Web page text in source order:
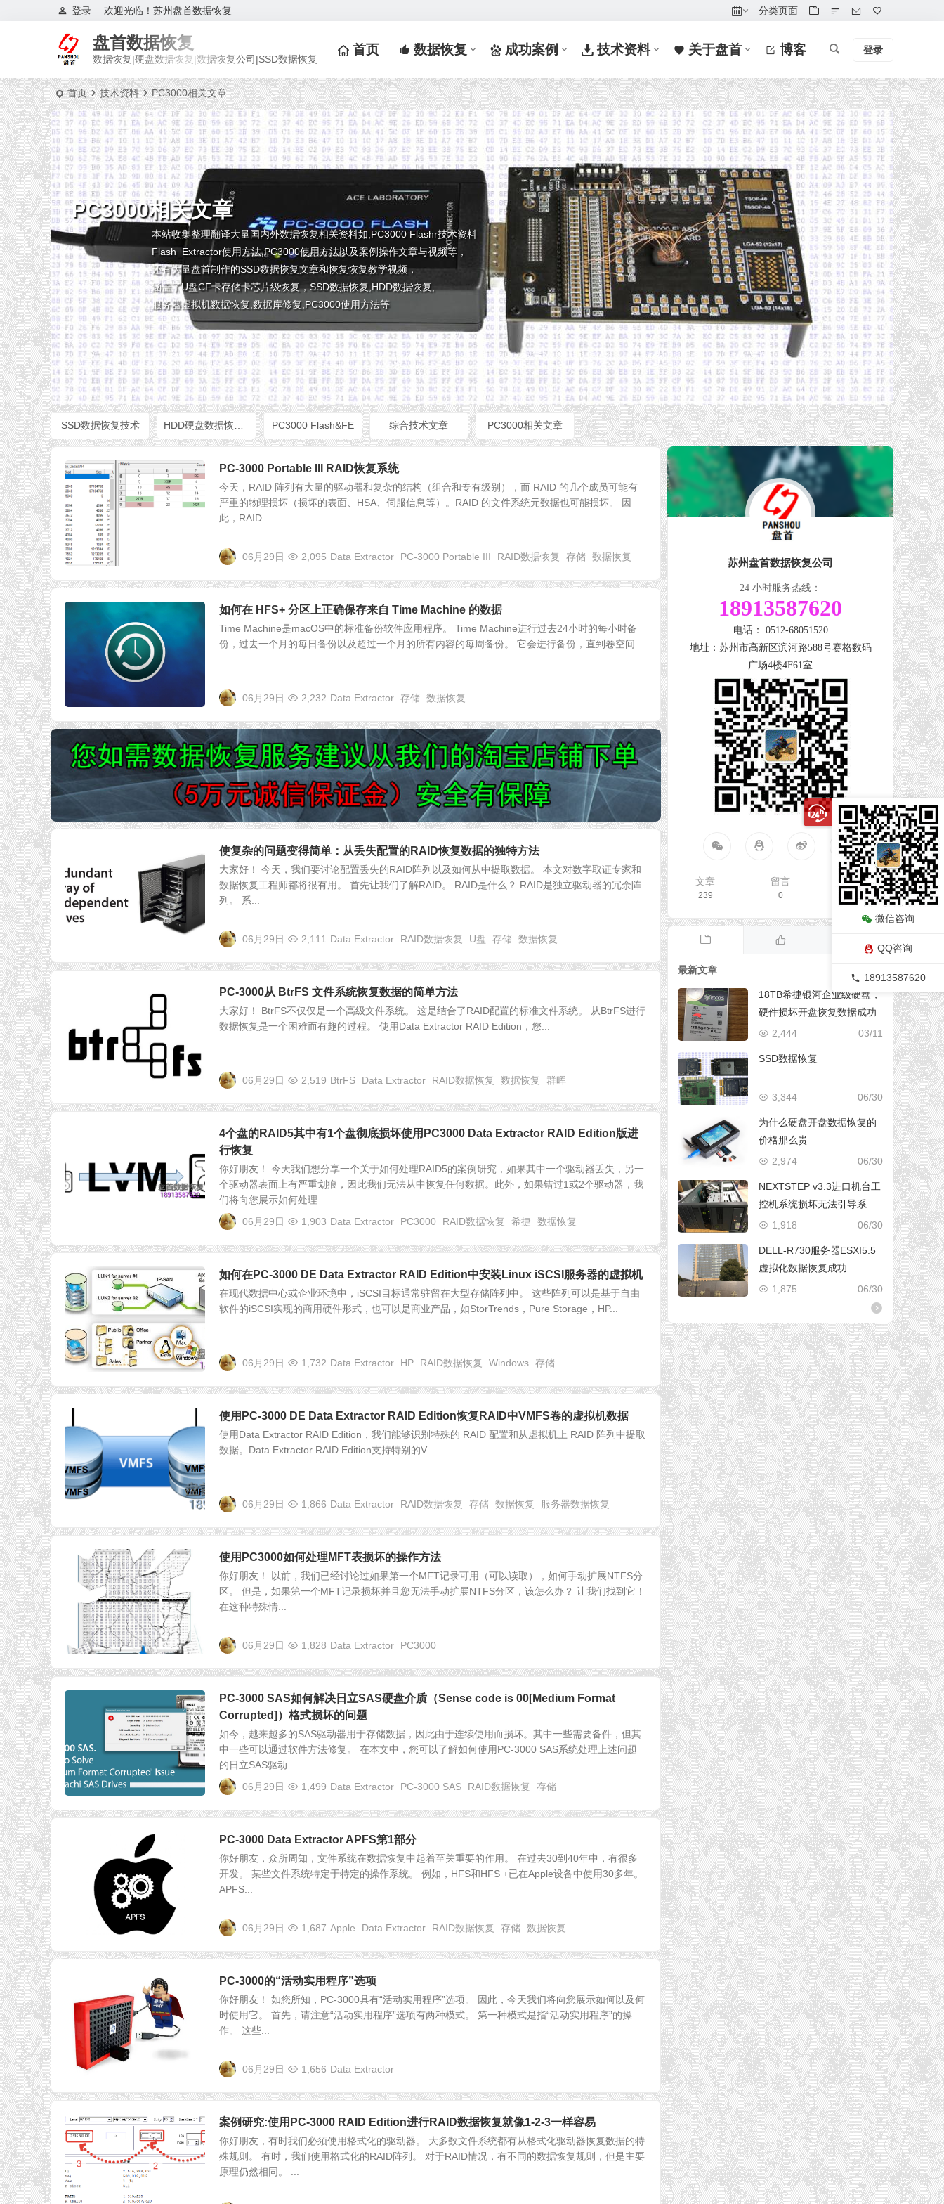
欢迎光临！苏州盘首数据恢复
登录 分类页面
盘首数据恢复
数据恢复|硬盘数据恢复|数据恢复公司|SSD数据恢复
首页 数据恢复 成功案例 技术资料 关于盘首 博客 登录
首页 技术资料 PC3000相关文章
PC3000相关文章
本站收集整理翻译大量国内外数据恢复相关资料如,PC3000 Flashr技术资料
Flash_Extractor使用方法,PC3000使用方法以及案例操作文章与视频等，
还有大量盘首制作的SSD数据恢复文章和恢复恢复教学视频，
涵盖了U盘CF卡存储卡芯片级恢复，SSD数据恢复,HDD数据恢复,
服务器虚拟机数据恢复,数据库修复,PC3000使用方法等
SSD数据恢复技术 PC3000 Flash&FE 综合技术文章 PC3000相关文章
PC-3000 Portable III RAID恢复系统
今天，RAID 阵列有大量的驱动器和复杂的结构（组合和专有级别），而 RAID 的几个成员可能有
严重的物理损坏（损坏的表面、HSA、伺服信息等）。RAID 的文件系统元数据也可能损坏。 因
此，RAID...
06月29日 2,095 Data Extractor PC-3000 Portable III RAID数据恢复 存储 数据恢复
如何在 HFS+ 分区上正确保存来自 Time Machine 的数据
Time Machine是macOS中的标准备份软件应用程序。 Time Machine进行过去24小时的每小时备
份，过去一个月的每日备份以及超过一个月的所有内容的每周备份。 它会进行备份，直到卷空间...
06月29日 2,232 Data Extractor 存储 数据恢复
使复杂的问题变得简单：从丢失配置的RAID恢复数据的独特方法
大家好！ 今天，我们要讨论配置丢失的RAID阵列以及如何从中提取数据。 本文对数字取证专家和
数据恢复工程师都将很有用。 首先让我们了解RAID。 RAID是什么？ RAID是独立驱动器的冗余阵
列。 系...
06月29日 2,111 Data Extractor RAID数据恢复 U盘 存储 数据恢复
PC-3000从 BtrFS 文件系统恢复数据的简单方法
大家好！ BtrFS不仅仅是一个高级文件系统。 这是结合了RAID配置的标准文件系统。 从BtrFS进行
数据恢复是一个困难而有趣的过程。 使用Data Extractor RAID Edition，您...
06月29日 2,519 BtrFS Data Extractor RAID数据恢复 数据恢复 群晖
4个盘的RAID5其中有1个盘彻底损坏使用PC3000 Data Extractor RAID Edition版进
行恢复
你好朋友！ 今天我们想分享一个关于如何处理RAID5的案例研究，如果其中一个驱动器丢失，另一
个驱动器表面上有严重划痕，因此我们无法从中恢复任何数据。此外，如果错过1或2个驱动器，我
们将向您展示如何处理...
06月29日
1,903 Data Extractor PC3000 RAID数据恢复 希捷 数据恢复
如何在PC-3000 DE Data Extractor RAID Edition中安装Linux iSCSI服务器的虚拟机
在现代数据中心或企业环境中，iSCSI目标通常驻留在大型存储阵列中。 这些阵列可以是基于自由
软件的iSCSI实现的商用硬件形式，也可以是商业产品，如StorTrends，Pure Storage，HP...
06月29日 1,732 Data Extractor HP RAID数据恢复 Windows 存储
使用PC-3000 DE Data Extractor RAID Edition恢复RAID中VMFS卷的虚拟机数据
使用Data Extractor RAID Edition，我们能够识别特殊的 RAID 配置和从虚拟机上 RAID 阵列中提取
数据。Data Extractor RAID Edition支持特别的V...
06月29日 1,866 Data Extractor RAID数据恢复 存储 数据恢复 服务器数据恢复
使用PC3000如何处理MFT表损坏的操作方法
你好朋友！ 以前，我们已经讨论过如果第一个MFT记录可用（可以读取），如何手动扩展NTFS分
区。 但是，如果第一个MFT记录损坏并且您无法手动扩展NTFS分区，该怎么办？ 让我们找到它！
在这种特殊情...
06月29日 1,828 Data Extractor PC3000
PC-3000 SAS如何解决日立SAS硬盘介质（Sense code is 00[Medium Format
Corrupted]）格式损坏的问题
如今，越来越多的SAS驱动器用于存储数据，因此由于连续使用而损坏。其中一些需要备件，但其
中一些可以通过软件方法修复。 在本文中，您可以了解如何使用PC-3000 SAS系统处理上述问题
的日立SAS驱动...
06月29日
1,499 Data Extractor PC-3000 SAS RAID数据恢复 存储
PC-3000 Data Extractor APFS第1部分
你好朋友，众所周知，文件系统在数据恢复中起着至关重要的作用。 在过去30到40年中，有很多
开发。 某些文件系统特定于特定的操作系统。 例如，HFS和HFS +已在Apple设备中使用30多年。
APFS...
06月29日 1,687 Apple Data Extractor RAID数据恢复 存储 数据恢复
PC-3000的“活动实用程序”选项
你好朋友！ 如您所知，PC-3000具有“活动实用程序”选项。 因此，今天我们将向您展示如何以及何
时使用它。 首先，请注意“活动实用程序”选项有两种模式。 第一种模式是指“活动实用程序”的操
作。 这些...
06月29日 1,656 Data Extractor
案例研究:使用PC-3000 RAID Edition进行RAID数据恢复就像1-2-3一样容易
你好朋友，有时我们必须使用格式化的驱动器。 大多数文件系统都有从格式化驱动器恢复数据的特
殊规则。 有时，我们使用格式化的RAID阵列。 对于RAID情况，有不同的数据恢复规则，但是主要
原理仍然相同。 ...
苏州盘首数据恢复公司
24 小时服务热线：
18913587620
电话： 0512-68051520
地址：苏州市高新区滨河路588号赛格数码
广场4楼4F61室
文章
239
留言
0
访客
803410
最新文章
18TB希捷银河企业级硬盘，
硬件损坏开盘恢复数据成功
03/11
2,444
SSD数据恢复
06/30
3,344
为什么硬盘开盘数据恢复的
价格那么贵
06/30
2,974
NEXTSTEP v3.3进口机台工
控机系统损坏无法引导系统
修复成功
06/30
1,918
DELL-R730服务器ESXI5.5
虚拟化数据恢复成功
06/30
1,875
微信咨询
QQ咨询
18913587620